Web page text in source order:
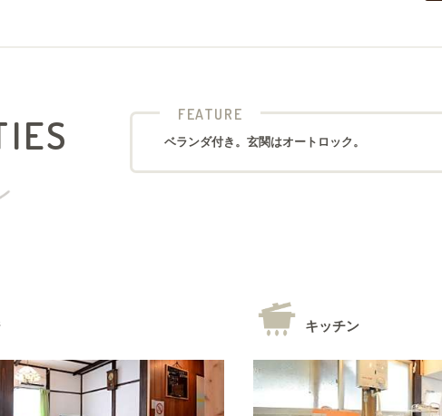
FEATURE
ベランダ付き。玄関はオートロック。
キッチン